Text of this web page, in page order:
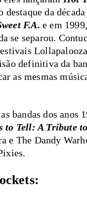
da
F.A. e em
se separou.
definitiva da
as mesmas
bandas dos anos
to Tell: A Tribute
e The Dandy